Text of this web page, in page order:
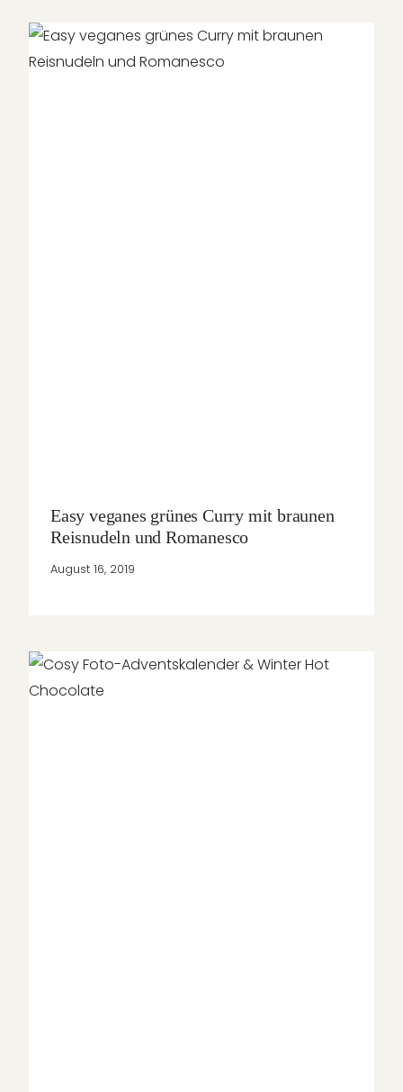
Easy veganes grünes Curry mit braunen
Reisnudeln und Romanesco
August 16, 2019